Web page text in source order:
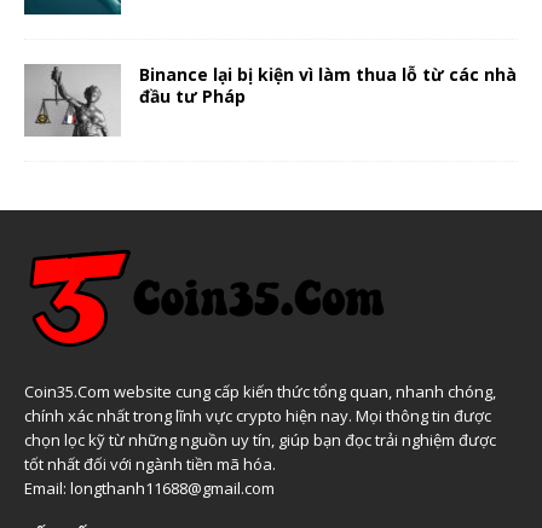
Binance lại bị kiện vì làm thua lỗ từ các nhà
đầu tư Pháp
Coin35.Com website cung cấp kiến thức tổng quan, nhanh chóng,
chính xác nhất trong lĩnh vực crypto hiện nay. Mọi thông tin được
chọn lọc kỹ từ những nguồn uy tín, giúp bạn đọc trải nghiệm được
tốt nhất đối với ngành tiền mã hóa.
Email: longthanh11688@gmail.com